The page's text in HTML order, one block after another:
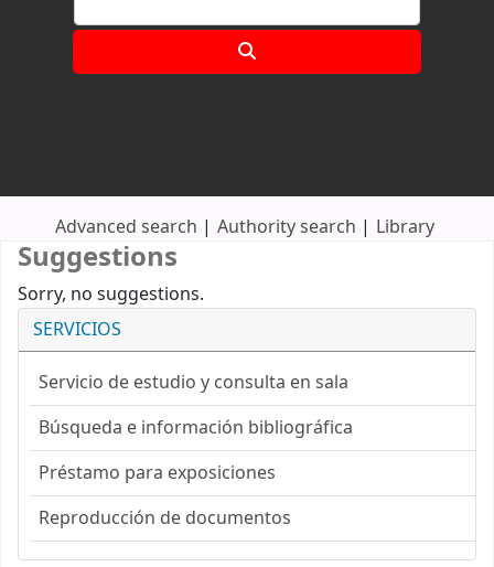
Advanced search Authority search Library
SERVICIOS
Servicio de estudio y consulta en sala
Búsqueda e información bibliográfica
Préstamo para exposiciones
Reproducción de documentos
Suggestions
Sorry, no suggestions.